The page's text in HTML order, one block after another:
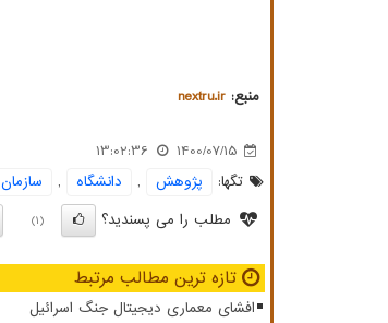
منبع: nextru.ir
1400/07/15
13:02:36
تگها:
پژوهش , دانشگاه ,
سازمان
مطلب را می پسندید؟
(1)
تازه ترین مطالب مرتبط
افشای معماری دیجیتال جنگ اسرائیل